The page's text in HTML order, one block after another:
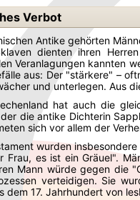
Verbot
Antike gehörten
dienten ihren
Veranlagungen kannten
aus: Der "stärkere" –
und unterlegen. Aus
hat auch die
die antike Dichterin
sich vor allem der
wurden
Frau, es ist ein Gräuel".
Mann würde gegen die
verteidigen. Sie
dem 17. Jahrhundert von